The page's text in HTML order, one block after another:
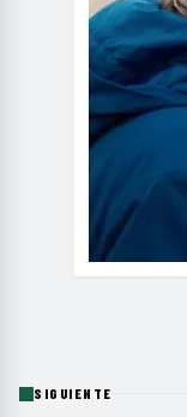
SIGUIENTE